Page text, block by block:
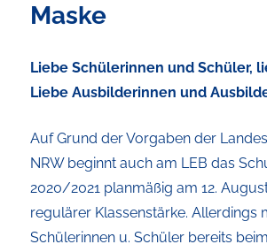
Maske
Liebe Schülerinnen und Schüler,
Liebe Ausbilderinnen und
Auf Grund der Vorgaben der
NRW beginnt auch am LEB das
2020/2021 planmäßig am 12.
regulärer Klassenstärke. Allerdings
Schülerinnen u. Schüler bereits